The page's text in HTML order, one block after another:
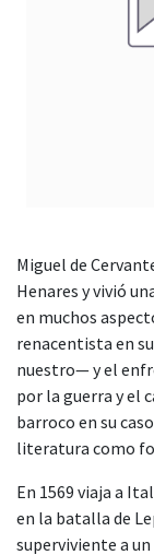
Miguel de
Henares y vivió
en muchos
renacentista en
nuestro— y el
por la guerra y el
barroco en su
literatura como
En 1569 viaja a
en la batalla de
superviviente a